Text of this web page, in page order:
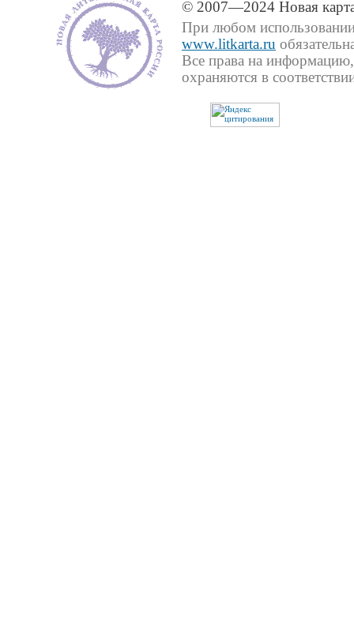
© 2007—2024 Новая
При любом использовании
www.litkarta.ru
Все права на
охраняются в